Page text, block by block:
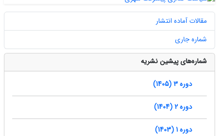
مقالات آماده انتشار
شماره جاری
شماره‌های پیشین نشریه
دوره 3 (1405)
دوره 2 (1404)
دوره 1 (1403)